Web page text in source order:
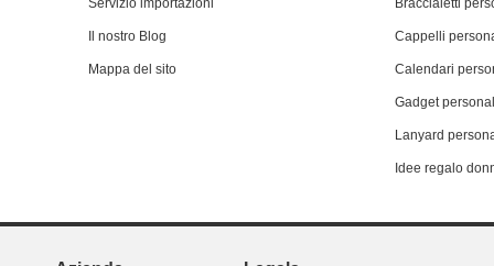
Servizio importazioni
Il nostro Blog
Mappa del sito
Braccialetti
Cappelli
Calendari
Gadget
Lanyard
Idee regalo